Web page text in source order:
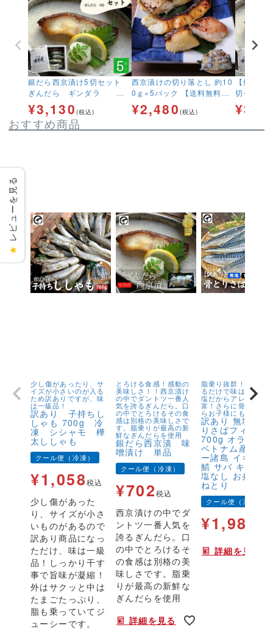
銀だら西京漬け5切セット
ぎんだら ギンダラ 味
噌漬け お得
¥3,130 (税込)
西京漬けの切り落とし 約10
0ｇ×5パック 【送料無料】
味噌漬け お得
¥2,480 (税込)
【焼き済
切セッ
焼き魚
ラ 簡単
¥
おすすめ商品
少し傷があったり、サ
イズが小さいのが入る
ため訳ありですが、味
は一級品！
訳あり 子持ちし
しゃも 700g 冷
凍 シシャモ 樺
太ししゃも
クール便（冷凍）
¥1,058税込
少し傷があった
り、サイズが小さ
いものがあるので
訳あり商品になっ
ただけ、味は一級
品！しっかり干す
事で旨味が凝縮！
外はサクッと中は
たまごたっぷり、
脂も乗っていてジ
ューシーです。
とろける食感！感動の
美味しさ！！西京漬け
の中でダントツ一番人
気を誇るぎんだら。口
の中でとろけるその食
感は別格の美味しさで
す。脂乗りが最高の新
鮮なぎんだらを使用
銀だら西京漬 味
噌漬け 単品
クール便（冷凍）
¥702税込
西京漬けの中でダ
ントツ一番人気を
誇るぎんだら。口
の中でとろけるそ
の食感は別格の美
味しさです。脂乗
りが最高の新鮮な
ぎんだらを使用
詳細を見る
脂乗り抜群！キズが
るだけで味は1級品
塩だからアレンジが
富！さらに骨取りだ
らお子様にも安心！
訳あり 無塩 骨取
りさばフィーレ
700g オランダ
ベトナム産 フェ
ー諸島 イギリス
鯖 サバ キズ有
塩なし お弁当 ほ
ねとり
クール便（冷凍）
¥1,980
詳細を見る
★
レビューを見る